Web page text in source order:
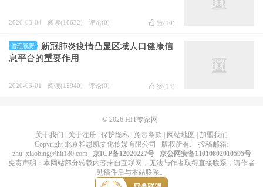
2020-03-04 阅读(18632) 评论(0) 赞(10)
管理视野
新冠肺炎疫情凸显区域人口健康信
息平台的重要作用
2020-03-01 阅读(15940) 评论(0) 赞(14)
© 2026 HIT专家网
关于我们
关于注册 保护隐私 免责条款 网站地图
加盟我们
Copyright 北京和思凯文化传媒有限公司 版权所有. 投稿邮箱:
zhu_xiaobing@hit180.com
京ICP备12020227号
京公网安备11010802010595号
免责声明：本网站部分转载内容来自互联网，无法与作者取得直接联系，请作者
见稿件后与本站联系。